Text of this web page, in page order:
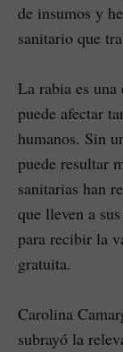
de insumos y
sanitario que
La rabia es una
puede afectar
humanos. Sin
puede resultar
sanitarias han
que lleven a
para recibir la
gratuita.
Carolina
subrayó la